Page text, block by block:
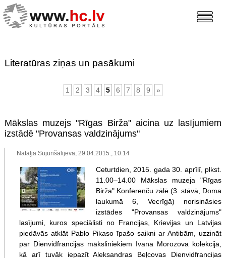
Literatūras ziņas un pasākumi
1 2 3 4 5 6 7 8 9 »
Mākslas muzejs "Rīgas Birža" aicina uz lasījumiem
izstādē "Provansas valdzinājums"
Nataļja Sujunšalijeva, 29.04.2015., 10:14
Ceturtdien, 2015. gada 30. aprīlī, plkst.
11.00–14.00 Mākslas muzeja "Rīgas
Birža" Konferenču zālē (3. stāvā, Doma
laukumā 6, Vecrīgā) norisināsies
izstādes "Provansas valdzinājums"
lasījumi, kuros speciālisti no Francijas, Krievijas un Latvijas
piedāvās atklāt Pablo Pikaso īpašo saikni ar Antibām, uzzināt
par Dienvidfrancijas māksliniekiem Ivana Morozova kolekcijā,
kā arī tuvāk iepazīt Aleksandras Beļcovas Dienvidfrancijas